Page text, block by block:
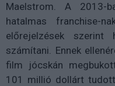
Maelstrom. A 2013-
hatalmas franchise-
előrejelzések szerint
számítani. Ennek
film jócskán
101 millió dollárt